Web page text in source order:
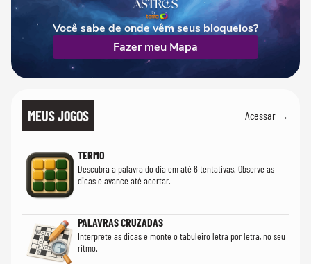
Você sabe de onde vêm seus bloqueios?
Fazer meu Mapa
MEUS JOGOS Acessar →
TERMO
Descubra a palavra do dia em até 6 tentativas. Observe as
dicas e avance até acertar.
PALAVRAS CRUZADAS
Interprete as dicas e monte o tabuleiro letra por letra, no seu
ritmo.